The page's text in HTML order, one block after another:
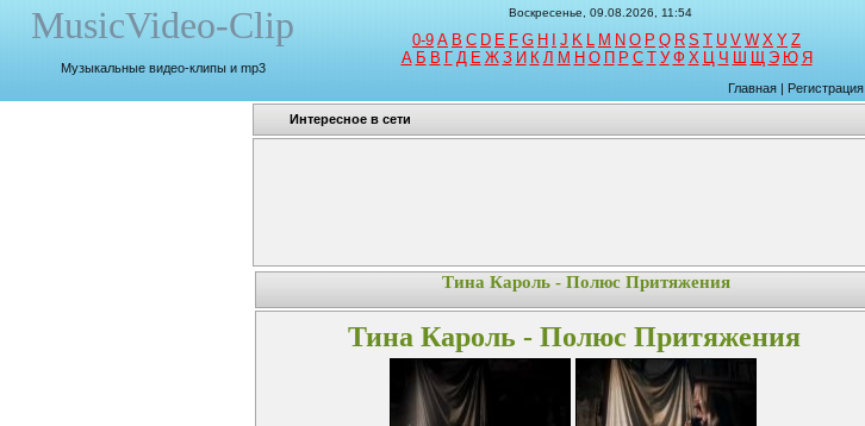
MusicVideo-Clip
Музыкальные видео-клипы и mp3
Воскресенье, 09.08.2026, 11:54
0-9 A B C D E F G H J K L M N O P Q R S T U V W X Y Z
A Б В Г Д Е Ж З И К Л М Н О П Р С Т У Ф Х Ц Ч Ш Щ Э Ю Я
Главная | Регистрация
Интересное в сети
Тина Кароль - Полюс Притяжения
Тина Кароль - Полюс Притяжения